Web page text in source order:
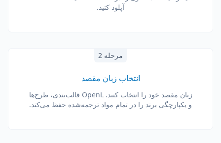
آپلود کنید.
مرحله 2
انتخاب زبان مقصد
زبان مقصد خود را انتخاب کنید. OpenL قالب‌بندی، طرح‌ها
و یکپارچگی برند را در تمام مواد ترجمه‌شده حفظ می‌کند.